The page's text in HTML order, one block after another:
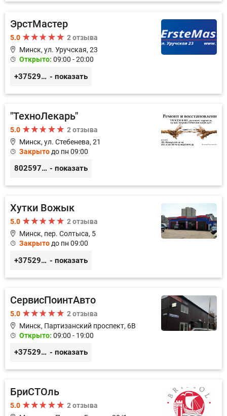
ЭрстМастер
5.0
2 отзыва
Минск, ул. Уручская, 23
Открыто: 09:00 - 20:00
+375296446495 - показать
"ТехноЛекарь"
5.0
2 отзыва
Минск, ул. Стебенева, 21
Закрыто до пн 09:00
80259769192 - показать
Хутки Вожык
5.0
2 отзыва
Минск, пер. Солтыса, 5
Закрытодо пн 09:00
+375293714433 - показать
СервисПоинтАвто
5.0
2 отзыва
Минск, Партизанский проспект, 6В
Открыто: 09:00 - 19:00
+375296035003 - показать
БриСТОль
5.0
2 отзыва